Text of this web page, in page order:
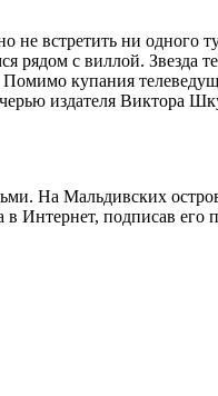
встретить ни одного
рядом с виллой. Звезда
купания
издателя Виктора
На Мальдивских
Интернет, подписав его